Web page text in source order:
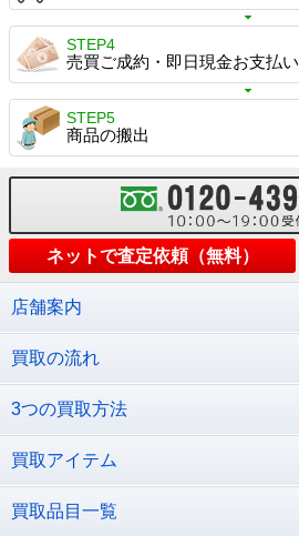
STEP4
売買ご成約・即日現金お支払い
STEP5
商品の搬出
ネットで査定依頼（無料）
店舗案内
買取の流れ
3つの買取方法
買取アイテム
買取品目一覧